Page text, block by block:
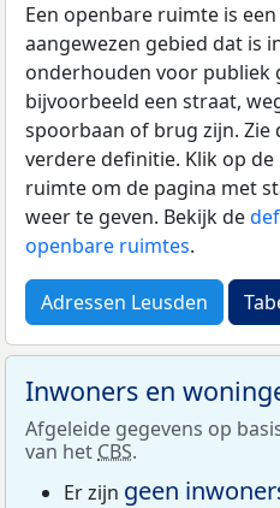
Een openbare ruimte is
aangewezen gebied dat is
onderhouden voor publiek
bijvoorbeeld een straat,
spoorbaan of brug zijn. Zie
verdere definitie. Klik op
ruimte om de pagina met
weer te geven. Bekijk de
openbare ruimtes.
Adressen Leusden
Inwoners en
Afgeleide gegevens op
van het CBS.
Er zijn geen